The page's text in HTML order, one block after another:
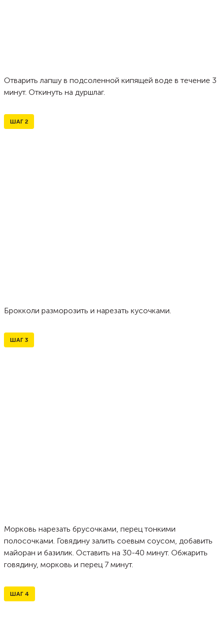
Отварить лапшу в подсоленной кипящей воде в течение 3
минут. Откинуть на дуршлаг.
ШАГ 2
Брокколи разморозить и нарезать кусочками.
ШАГ 3
Морковь нарезать брусочками, перец тонкими
полосочками. Говядину залить соевым соусом, добавить
майоран и базилик. Оставить на 30-40 минут. Обжарить
говядину, морковь и перец 7 минут.
ШАГ 4